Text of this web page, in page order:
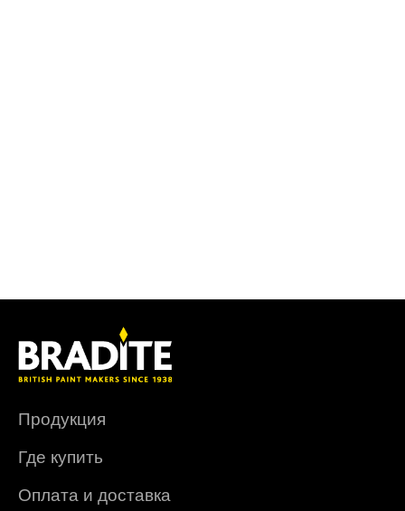
Продукция
Где купить
Оплата и доставка